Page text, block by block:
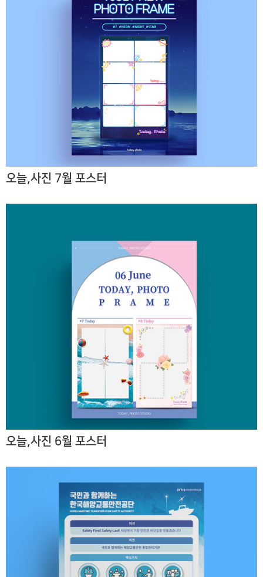
오늘,사진 7월 포스터
오늘,사진 6월 포스터